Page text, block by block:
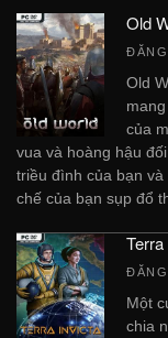
Old
Old
của
vua và hoàng hậu
triều đình của bạn
chế của bạn sụp đổ
Một
chia